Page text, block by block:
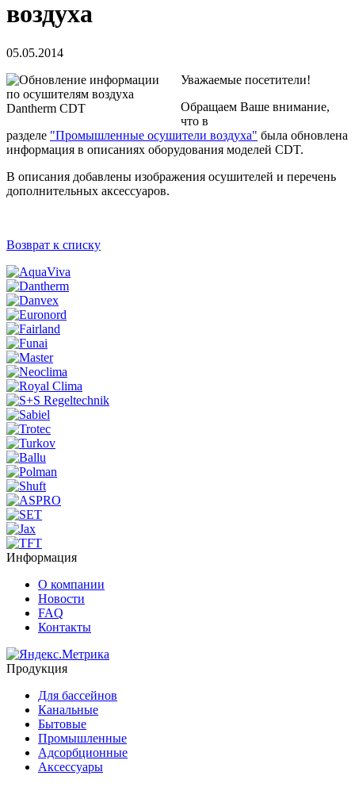
воздуха
05.05.2014
Уважаемые посетители!
Обращаем Ваше внимание,
что в
разделе "Промышленные осушители воздуха" была обновлена
информация в описаниях оборудования моделей CDT.
В описания добавлены изображения осушителей и перечень
дополнительных аксессуаров.
Возврат к списку
Информация
О компании
Новости
FAQ
Контакты
Продукция
Для бассейнов
Канальные
Бытовые
Промышленные
Адсорбционные
Аксессуары